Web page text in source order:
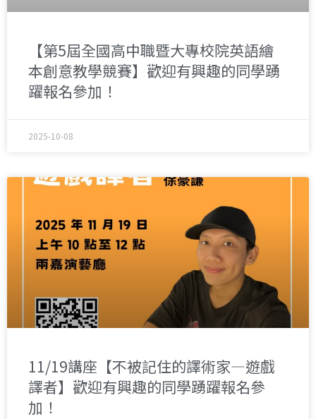
【第5屆全國高中職暨大專校院英語繪
本創意教學競賽】歡迎有興趣的同學踴
躍報名參加！
2025-10-08
11/19講座【不被記住的譯術家—遊戲
譯者】歡迎有興趣的同學踴躍報名參
加！